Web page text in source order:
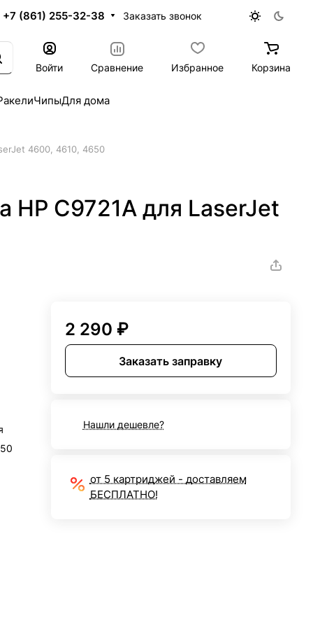
+7 (861) 255-32-38 Заказать звонок
Войти
Сравнение Избранное Корзина
ЧипыДля дома
4600, 4610, 4650
HP C9721A для LaserJet
2 290 ₽
Заказать заправку
Нашли дешевле?
от 5 картриджей - доставляем
БЕСПЛАТНО!